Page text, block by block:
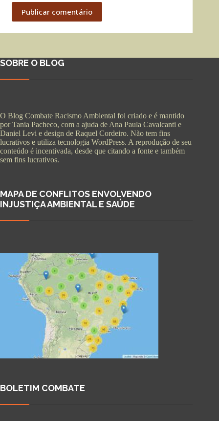
Publicar comentário
SOBRE O BLOG
O Blog Combate Racismo Ambiental foi criado e é mantido
por Tania Pacheco, com a ajuda de Ana Paula Cavalcanti e
Daniel Levi e design de Raquel Cordeiro. Não tem fins
lucrativos e utiliza tecnologia WordPress. A reprodução de seu
conteúdo é incentivada, desde que citando a fonte e também
sem fins lucrativos.
MAPA DE CONFLITOS ENVOLVENDO
INJUSTIÇA AMBIENTAL E SAÚDE
BOLETIM COMBATE